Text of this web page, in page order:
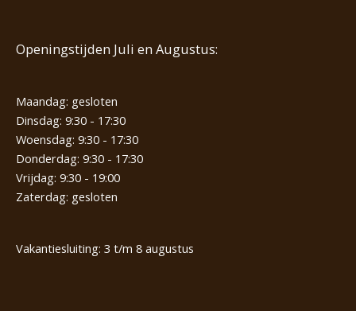
Openingstijden Juli en Augustus:
Maandag: gesloten
Dinsdag: 9:30 - 17:30
Woensdag: 9:30 - 17:30
Donderdag: 9:30 - 17:30
Vrijdag: 9:30 - 19:00
Zaterdag: gesloten
Vakantiesluiting: 3 t/m 8 augustus